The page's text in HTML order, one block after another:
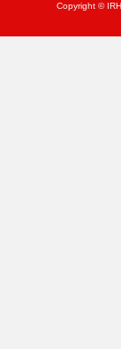
Copyright ©